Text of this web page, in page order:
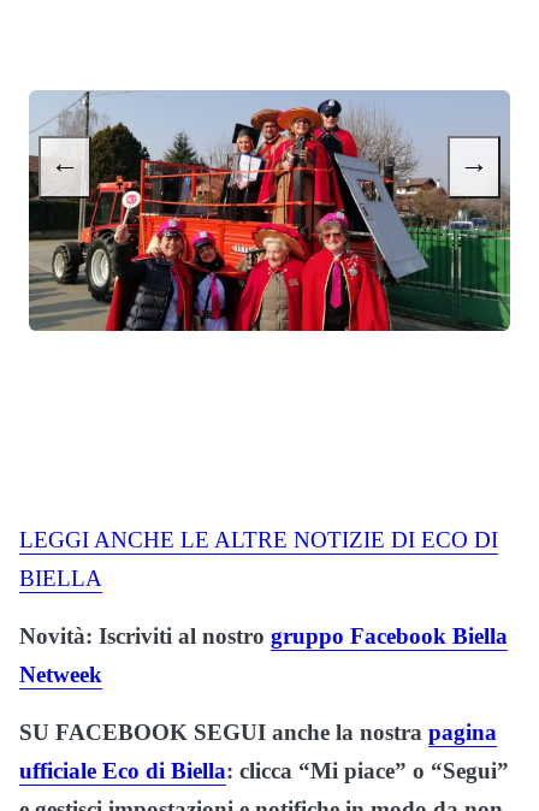
← →
LEGGI ANCHE LE ALTRE NOTIZIE DI ECO DI
BIELLA
Novità: Iscriviti al nostro gruppo Facebook Biella
Netweek
SU FACEBOOK SEGUI anche la nostra pagina
ufficiale Eco di Biella: clicca “Mi piace” o “Segui”